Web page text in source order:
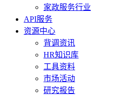
家政服务行业
API服务
资源中心
背调资讯
HR知识库
工具资料
市场活动
研究报告